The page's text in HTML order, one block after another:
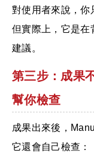
對使用者來說，你
但實際上，它是在
建議。
第三步：成果
幫你檢查
成果出來後，
它還會自己檢查：